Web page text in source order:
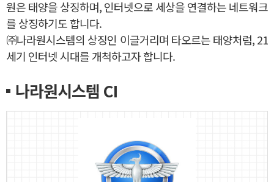
원은 태양을 상징하며, 인터넷으로 세상을 연결하는 네트워크
를 상징하기도 합니다.
㈜나라원시스템의 상징인 이글거리며 타오르는 태양처럼, 21
세기 인터넷 시대를 개척하고자 합니다.
나라원시스템 CI